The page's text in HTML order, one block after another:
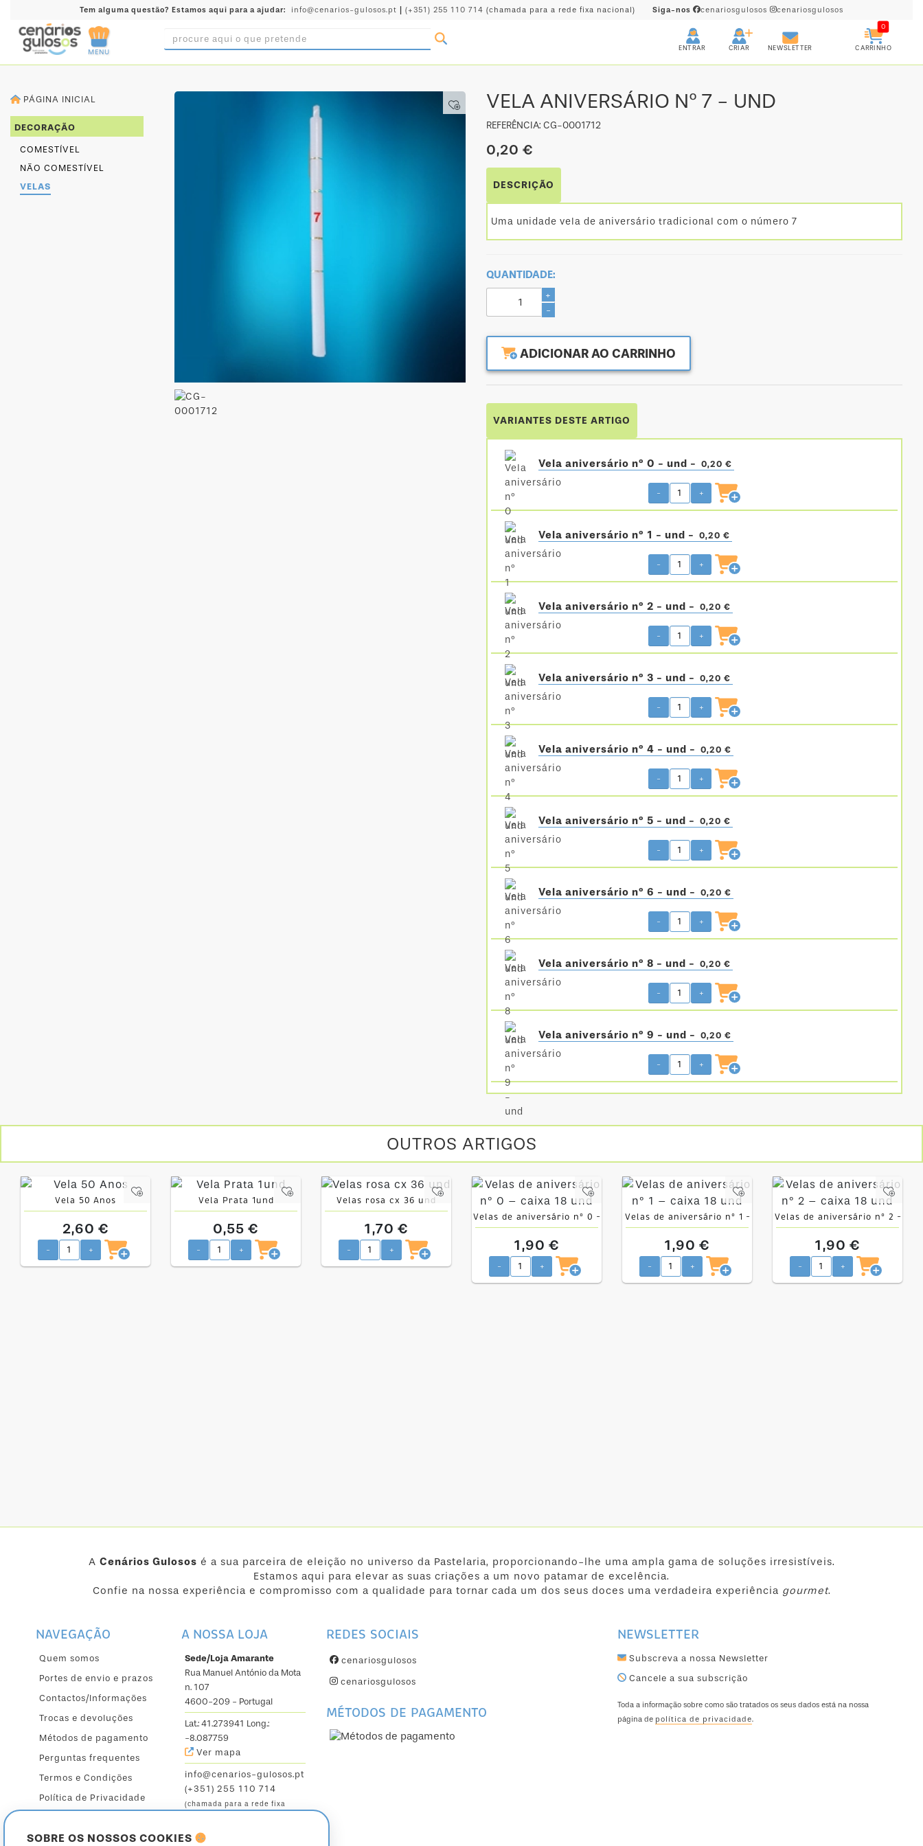
PRONTOS
MOLDES
UTENSÍLIOS
Tem alguma questão? Estamos aqui para a ajudar: info@cenarios-gulosos.pt (+351) 255 110 714 (chamada para a rede fixa nacional) Siga-nos cenariosgulosos cenariosgulosos
MENU
0
CARRINHO
NEWSLETTER
CRIAR
ENTRAR
PÁGINA INICIAL
DECORAÇÃO
COMESTÍVEL
NÃO COMESTÍVEL
VELAS
VELA ANIVERSÁRIO Nº 7 - UND
REFERÊNCIA: CG-0001712
0,20 €
DESCRIÇÃO
Uma unidade vela de aniversário tradicional com o número 7
QUANTIDADE:
+
-
ADICIONAR AO CARRINHO
VARIANTES DESTE ARTIGO
Vela aniversário nº 0 - und - 0,20 €
- +
Vela aniversário nº 1 - und - 0,20 €
- +
Vela aniversário nº 2 - und - 0,20 €
- +
Vela aniversário nº 3 - und - 0,20 €
- +
Vela aniversário nº 4 - und - 0,20 €
- +
Vela aniversário nº 5 - und - 0,20 €
- +
Vela aniversário nº 6 - und - 0,20 €
- +
Vela aniversário nº 8 - und - 0,20 €
- +
Vela aniversário nº 9 - und - 0,20 €
- +
OUTROS ARTIGOS
Vela 50 Anos
2,60 €
- +
Vela Prata 1und
0,55 €
- +
Velas rosa cx 36 und
1,70 €
- +
Velas de aniversário nº 0 –
caixa 18 und
1,90 €
- +
Velas de aniversário nº 1 –
caixa 18 und
1,90 €
- +
Velas de aniversário nº 2 –
caixa 18 und
1,90 €
- +
A Cenários Gulosos é a sua parceira de eleição no universo da Pastelaria, proporcionando-lhe uma ampla gama de soluções irresistíveis.
Estamos aqui para elevar as suas criações a um novo patamar de excelência.
Confie na nossa experiência e compromisso com a qualidade para tornar cada um dos seus doces uma verdadeira experiência gourmet.
NAVEGAÇÃO
Quem somos
Portes de envio e prazos
Contactos/Informações
Trocas e devoluções
Métodos de pagamento
Perguntas frequentes
Termos e Condições
Política de Privacidade
A NOSSA LOJA
Sede/Loja Amarante
Rua Manuel António da Mota
n. 107
4600-209 - Portugal
Lat.: 41.273941 Long.:
-8.087759
Ver mapa
info@cenarios-gulosos.pt
(+351) 255 110 714
(chamada para a rede fixa
Seg. a Sex.: 9:30 - 12:30 /
REDES SOCIAIS
cenariosgulosos
cenariosgulosos
MÉTODOS DE PAGAMENTO
NEWSLETTER
Subscreva a nossa Newsletter
Cancele a sua subscrição
Toda a informação sobre como são tratados os seus dados está na nossa
página de política de privacidade.
SOBRE OS NOSSOS COOKIES